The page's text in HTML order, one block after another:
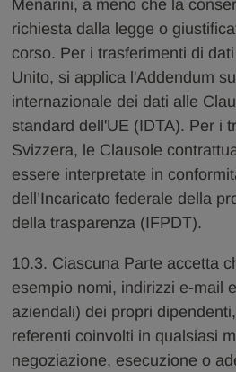
Menarini, a meno che la
richiesta dalla legge o
corso. Per i trasferimenti di
Unito, si applica l'Addendum
internazionale dei dati alle
standard dell'UE (IDTA). Per i
Svizzera, le Clausole
essere interpretate in
dell’Incaricato federale della
della trasparenza (IFPDT).
10.3. Ciascuna Parte accetta
esempio nomi, indirizzi e-mail
aziendali) dei propri
referenti coinvolti in qualsiasi
negoziazione, esecuzione o